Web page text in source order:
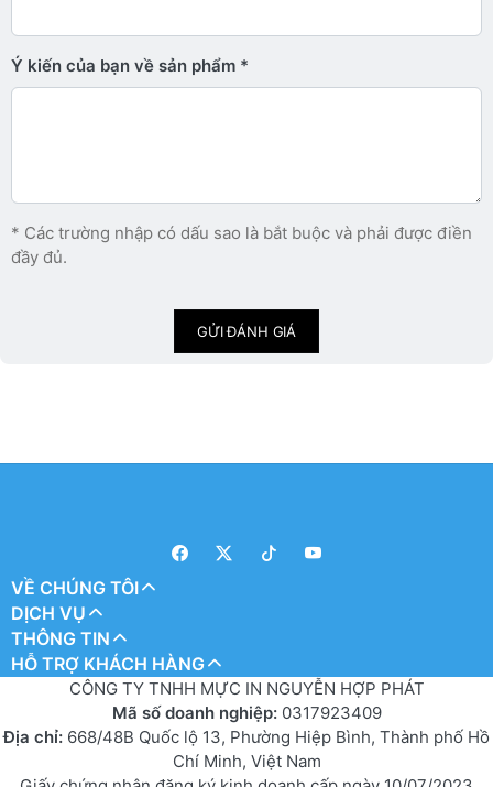
Ý kiến ​​của bạn về sản phẩm
* Các trường nhập có dấu sao là bắt buộc và phải được điền
đầy đủ.
GỬI ĐÁNH GIÁ
VỀ CHÚNG TÔI
DỊCH VỤ
THÔNG TIN
HỖ TRỢ KHÁCH HÀNG
CÔNG TY TNHH MỰC IN NGUYỄN HỢP PHÁT
Mã số doanh nghiệp: 0317923409
Địa chỉ: 668/48B Quốc lộ 13, Phường Hiệp Bình, Thành phố Hồ
Chí Minh, Việt Nam